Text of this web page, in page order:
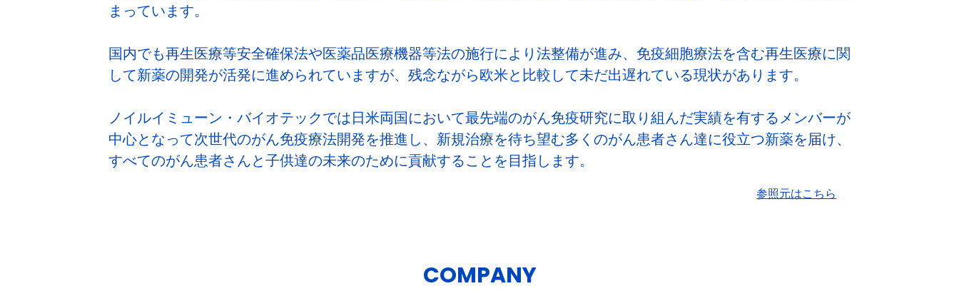
まっています。
国内でも再生医療等安全確保法や医薬品医療機器等法の施行により法整備が進み、免疫細胞療法を含む再生医療に関
して新薬の開発が活発に進められていますが、残念ながら欧米と比較して未だ出遅れている現状があります。
ノイルイミューン・バイオテックでは日米両国において最先端のがん免疫研究に取り組んだ実績を有するメンバーが
中心となって次世代のがん免疫療法開発を推進し、新規治療を待ち望む多くのがん患者さん達に役立つ新薬を届け、
すべてのがん患者さんと子供達の未来のために貢献することを目指します。
参照元はこちら
COMPANY